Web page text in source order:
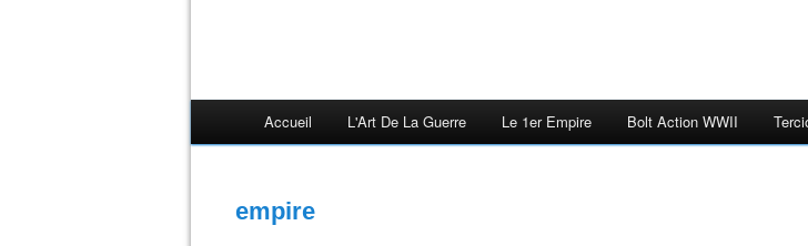
Accueil L'Art De La Guerre Le 1er Empire Bolt Action WWII
empire